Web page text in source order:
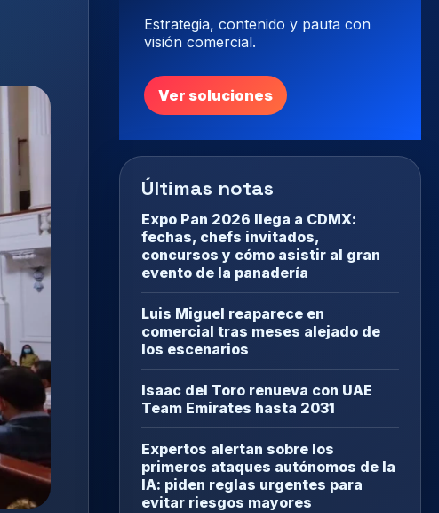
Estrategia, contenido y pauta con
visión comercial.
Ver soluciones
Últimas notas
Expo Pan 2026 llega a CDMX:
fechas, chefs invitados,
concursos y cómo asistir al gran
evento de la panadería
Luis Miguel reaparece en
comercial tras meses alejado de
los escenarios
Isaac del Toro renueva con UAE
Team Emirates hasta 2031
Expertos alertan sobre los
primeros ataques autónomos de la
IA: piden reglas urgentes para
evitar riesgos mayores